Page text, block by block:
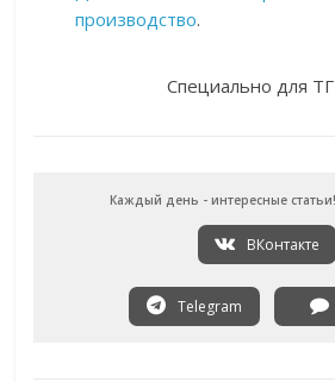
производство.
Специально для ТГ
Каждый день - интересные статьи!
ВКонтакте
Telegram